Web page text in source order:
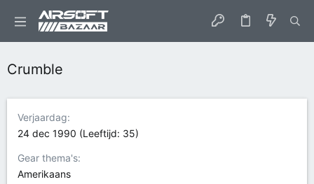
Crumble
Verjaardag
24 dec 1990 (Leeftijd: 35)
Gear thema's
Amerikaans